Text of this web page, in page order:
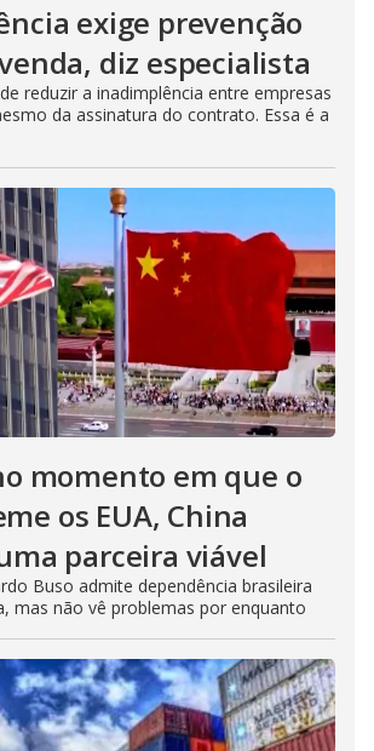
exige prevenção
diz especialista
reduzir a inadimplência entre empresas
da assinatura do contrato. Essa é a
momento em que o
os EUA, China
parceira viável
Buso admite dependência brasileira
mas não vê problemas por enquanto